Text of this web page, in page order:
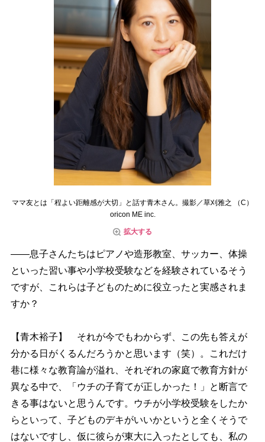
ママ友とは「程よい距離感が大切」と話す青木さん。撮影／草刈雅之 （C）
oricon ME inc.
拡大する
――息子さんたちはピアノや造形教室、サッカー、体操
といった習い事や小学校受験などを経験されているそう
ですが、これらは子どものために役立ったと実感されま
すか？
【青木裕子】 それが今でもわからず、この先も答えが
分かる日がくるんだろうかと思います（笑）。これだけ
巷に様々な教育論が溢れ、それぞれの家庭で教育方針が
異なる中で、「ウチの子育てが正しかった！」と断言で
きる事はないと思うんです。ウチが小学校受験をしたか
らといって、子どものデキがいいかというと全くそうで
はないですし、仮に彼らが東大に入ったとしても、私の